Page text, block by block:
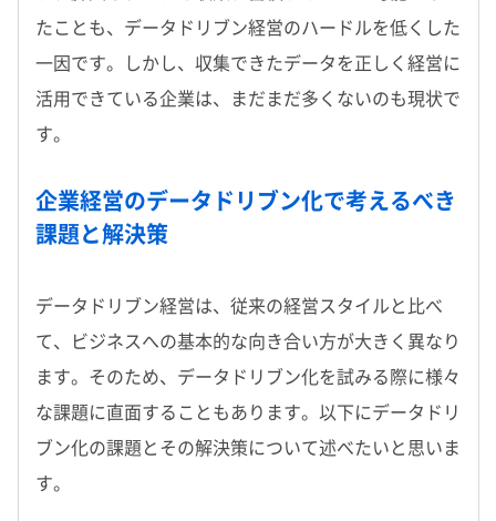
たことも、データドリブン経営のハードルを低くした
一因です。しかし、収集できたデータを正しく経営に
活用できている企業は、まだまだ多くないのも現状で
す。
企業経営のデータドリブン化で考えるべき
課題と解決策
データドリブン経営は、従来の経営スタイルと比べ
て、ビジネスへの基本的な向き合い方が大きく異なり
ます。そのため、データドリブン化を試みる際に様々
な課題に直面することもあります。以下にデータドリ
ブン化の課題とその解決策について述べたいと思いま
す。